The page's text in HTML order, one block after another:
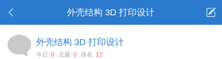
外壳结构 3D 打印设计
外壳结构 3D 打印设计
今日: 0 主题: 0 排名: 12